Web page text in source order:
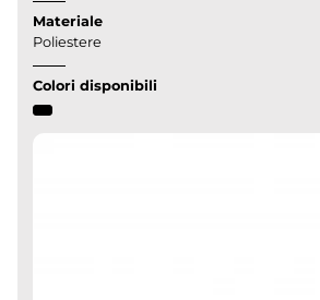
Materiale
Poliestere
Colori disponibili